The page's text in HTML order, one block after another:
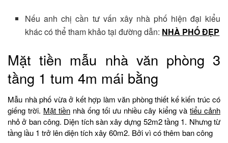
Nếu anh chị cần tư vấn xây nhà phố hiện đại kiểu
khác có thể tham khảo tại đường dẫn: NHÀ PHỐ ĐẸP
Mặt tiền mẫu nhà văn phòng 3
tầng 1 tum 4m mái bằng
Mẫu nhà phố vừa ở kết hợp làm văn phòng thiết kế kiến trúc có
giếng trời. Mặt tiền nhà ống tối ưu nhiều cây kiểng và tiểu cảnh
nhỏ ở ban công. Diện tích sàn xây dựng 52m2 tầng 1. Nhưng từ
tầng lầu 1 trở lên diện tích xây 60m2. Bởi vì có thêm ban công